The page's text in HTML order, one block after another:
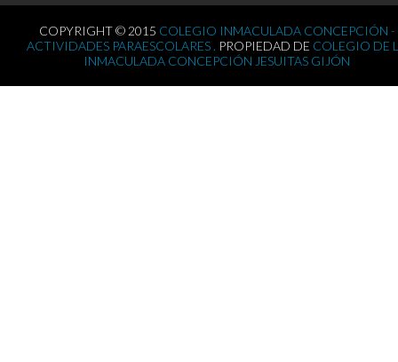
COPYRIGHT © 2015 COLEGIO INMACULADA CONCEPCIÓN -
ACTIVIDADES PARAESCOLARES . PROPIEDAD DE COLEGIO DE
INMACULADA CONCEPCIÓN JESUITAS GIJÓN